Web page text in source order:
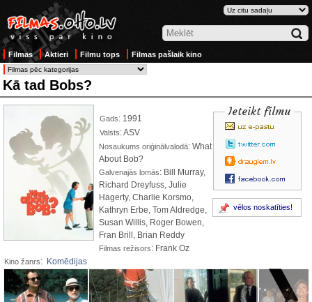
Filmas Aktieri Filmu tops Filmas pašlaik kino
Kā tad Bobs?
Ieteikt filmu
vēlos noskatīties!
Gads: 1991
Valsts: ASV
Nosaukums oriģinālvalodā: What
About Bob?
Galvenajās lomās: Bill Murray,
Richard Dreyfuss, Julie
Hagerty, Charlie Korsmo,
Kathryn Erbe, Tom Aldredge,
Susan Willis, Roger Bowen,
Fran Brill, Brian Reddy
Filmas režisors: Frank Oz
Kino žanrs: Komēdijas